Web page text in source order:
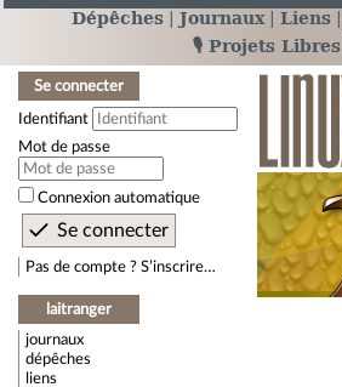
Dépêches Journaux Liens
🎙️ Projets Libres
Se connecter
Identifiant
Mot de passe
Connexion automatique
Pas de compte ? S’inscrire…
laitranger
journaux
dépêches
liens